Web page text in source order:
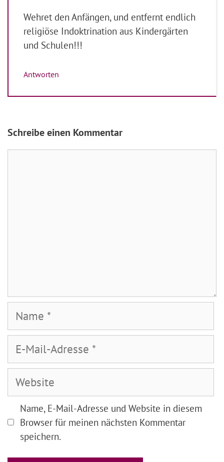
Wehret den Anfängen, und entfernt endlich
religiöse Indoktrination aus Kindergärten
und Schulen!!!
Antworten
Schreibe einen Kommentar
Mail-
Adresse
Name, E-Mail-Adresse und Website in diesem
Browser für meinen nächsten Kommentar
speichern.